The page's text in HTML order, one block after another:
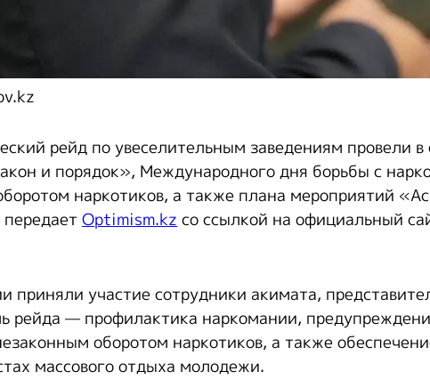
рейд по увеселительным заведениям провели в
и порядок», Международного дня борьбы с
наркотиков, а также плана мероприятий
Optimism.kz со ссылкой на официальный
приняли участие сотрудники акимата,
рейда — профилактика наркомании,
оборотом наркотиков, а также
массового отдыха молодежи.